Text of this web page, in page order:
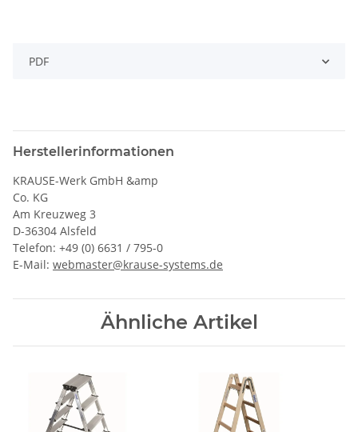
PDF
Herstellerinformationen
KRAUSE-Werk GmbH &amp
Co. KG
Am Kreuzweg 3
D-36304 Alsfeld
Telefon: +49 (0) 6631 / 795-0
E-Mail: webmaster@krause-systems.de
Ähnliche Artikel